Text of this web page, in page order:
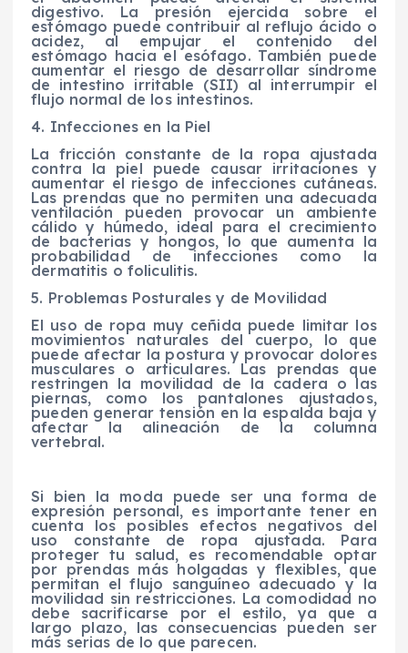
digestivo. La presión ejercida sobre el
estómago puede contribuir al reflujo ácido o
acidez, al empujar el contenido del
estómago hacia el esófago. También puede
aumentar el riesgo de desarrollar síndrome
de intestino irritable (SII) al interrumpir el
flujo normal de los intestinos.
4. Infecciones en la Piel
La fricción constante de la ropa ajustada
contra la piel puede causar irritaciones y
aumentar el riesgo de infecciones cutáneas.
Las prendas que no permiten una adecuada
ventilación pueden provocar un ambiente
cálido y húmedo, ideal para el crecimiento
de bacterias y hongos, lo que aumenta la
probabilidad de infecciones como la
dermatitis o foliculitis.
5. Problemas Posturales y de Movilidad
El uso de ropa muy ceñida puede limitar los
movimientos naturales del cuerpo, lo que
puede afectar la postura y provocar dolores
musculares o articulares. Las prendas que
restringen la movilidad de la cadera o las
piernas, como los pantalones ajustados,
pueden generar tensión en la espalda baja y
afectar la alineación de la columna
vertebral.
Si bien la moda puede ser una forma de
expresión personal, es importante tener en
cuenta los posibles efectos negativos del
uso constante de ropa ajustada. Para
proteger tu salud, es recomendable optar
por prendas más holgadas y flexibles, que
permitan el flujo sanguíneo adecuado y la
movilidad sin restricciones. La comodidad no
debe sacrificarse por el estilo, ya que a
largo plazo, las consecuencias pueden ser
más serias de lo que parecen.